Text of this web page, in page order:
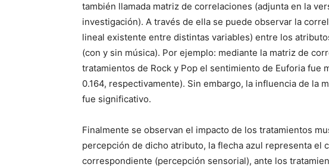
también llamada matriz de correlaciones (adjunta en la
investigación). A través de ella se puede observar la
lineal existente entre distintas variables) entre los
(con y sin música). Por ejemplo: mediante la matriz de
tratamientos de Rock y Pop el sentimiento de Euforia fue
0.164, respectivamente). Sin embargo, la influencia de la
fue significativo.
Finalmente se observan el impacto de los tratamientos
percepción de dicho atributo, la flecha azul representa el
correspondiente (percepción sensorial), ante los